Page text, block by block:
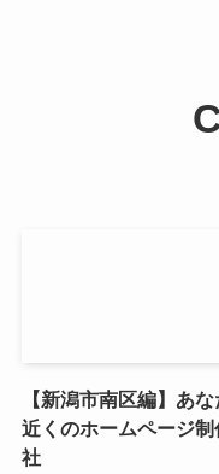
【新潟市南区編】あ
近くのホームページ制
社